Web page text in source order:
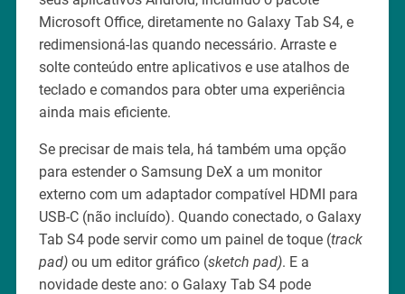
Microsoft Office, diretamente no Galaxy Tab S4, e
redimensioná-las quando necessário. Arraste e
solte conteúdo entre aplicativos e use atalhos de
teclado e comandos para obter uma experiência
ainda mais eficiente.
Se precisar de mais tela, há também uma opção
para estender o Samsung DeX a um monitor
externo com um adaptador compatível HDMI para
USB-C (não incluído). Quando conectado, o Galaxy
Tab S4 pode servir como um painel de toque (track
pad)ou um editor gráfico (sketch pad). E a
novidade deste ano: o Galaxy Tab S4 pode